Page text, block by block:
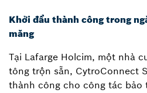
Khởi đầu thành công trong
măng
Tại Lafarge Holcim, một nhà
tông trộn sẵn, CytroConnect
thành công cho công tác bảo